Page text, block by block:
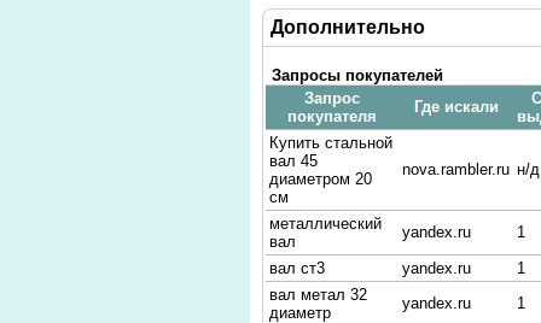
Дополнительно
Запросы покупателей
Запрос
покупателя
Где искали
Купить стальной
вал 45
диаметром 20
см
nova.rambler.ru н/д
металлический
вал
yandex.ru
1
вал ст3
yandex.ru
1
вал метал 32
диаметр
yandex.ru
1